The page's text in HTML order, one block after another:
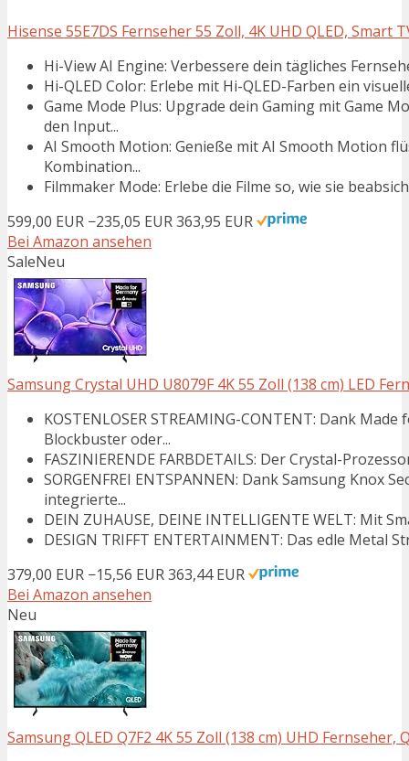
Hisense 55E7DS Fernseher 55 Zoll, 4K UHD QLED, Smart
Hi-View AI Engine: Verbessere dein tägliches
Hi-QLED Color: Erlebe mit Hi-QLED-Farben ein
Game Mode Plus: Upgrade dein Gaming mit Game
den Input...
AI Smooth Motion: Genieße mit AI Smooth Motion
Kombination...
Filmmaker Mode: Erlebe die Filme so, wie sie
599,00 EUR −235,05 EUR363,95 EUR
Bei Amazon ansehen
SaleNeu
Samsung Crystal UHD U8079F 4K 55 Zoll (138 cm) LED
KOSTENLOSER STREAMING-CONTENT: Dank
Blockbuster oder...
FASZINIERENDE FARBDETAILS: Der Crystal-
SORGENFREI ENTSPANNEN: Dank Samsung
integrierte...
DEIN ZUHAUSE, DEINE INTELLIGENTE WELT: Mit
DESIGN TRIFFT ENTERTAINMENT: Das edle Metal
379,00 EUR −15,56 EUR363,44 EUR
Bei Amazon ansehen
Neu
Samsung QLED Q7F2 4K 55 Zoll (138 cm) UHD